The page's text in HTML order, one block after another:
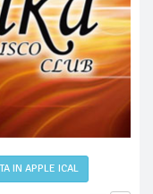
IN APPLE ICAL